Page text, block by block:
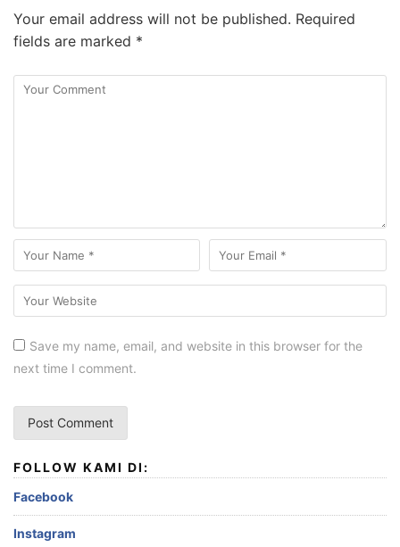
Your email address will not be published. Required
fields are marked *
Save my name, email, and website in this browser for the
next time I comment.
FOLLOW KAMI DI:
Facebook
Instagram